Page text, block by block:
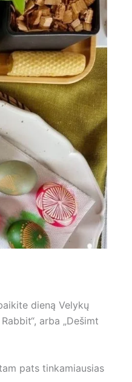
dieną Velykų
arba „Dešimt
pats tinkamiausias